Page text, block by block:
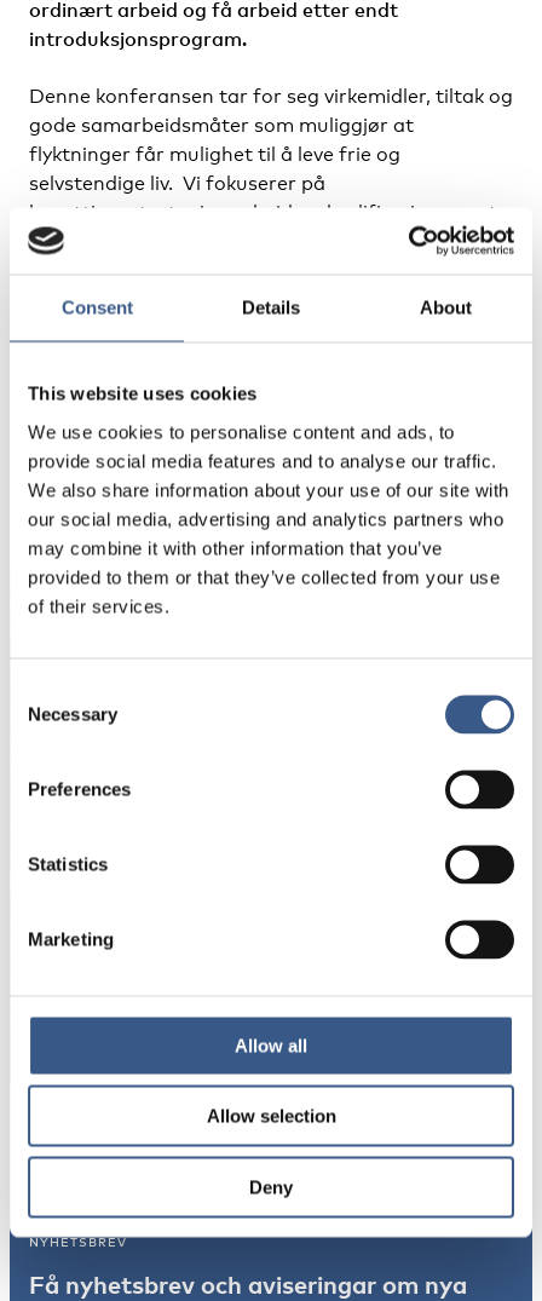
Consent Details About
This website uses cookies
We use cookies to personalise content and ads, to
provide social media features and to analyse our traffic.
We also share information about your use of our site with
our social media, advertising and analytics partners who
may combine it with other information that you’ve
provided to them or that they’ve collected from your use
of their services.
Selection
Necessary
Preferences
Statistics
Marketing
Allow all
Allow selection
Deny
ordinært arbeid og få arbeid etter endt
introduksjonsprogram.
Denne konferansen tar for seg virkemidler, tiltak og
gode samarbeidsmåter som muliggjør at
flyktninger får mulighet til å leve frie og
selvstendige liv. Vi fokuserer på
bosettingsstrategier, arbeid og kvalifisering, samt
familien.
Mer info
NYHETSBREV
Få nyhetsbrev och aviseringar om nya
publikationer, evenemang och statistik.
Integritetspolicy
Integration
Norden
NYHETSBREV
Få nyhetsbrev och aviseringar om nya